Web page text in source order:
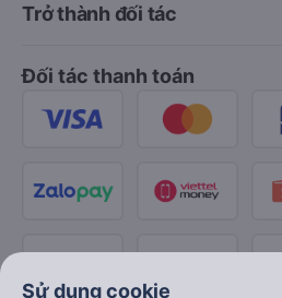
Trở thành đối tác
Đối tác thanh toán
Sử dụng cookie